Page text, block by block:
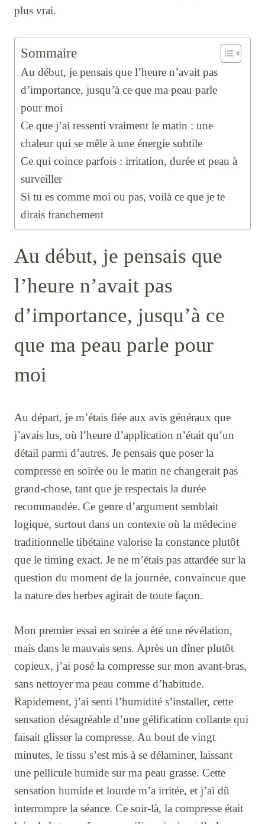
plus vrai.
Sommaire
Au début, je pensais que l’heure n’avait pas
d’importance, jusqu’à ce que ma peau parle
pour moi
Ce que j’ai ressenti vraiment le matin : une
chaleur qui se mêle à une énergie subtile
Ce qui coince parfois : irritation, durée et peau à
surveiller
Si tu es comme moi ou pas, voilà ce que je te
dirais franchement
Au début, je pensais que
l’heure n’avait pas
d’importance, jusqu’à ce
que ma peau parle pour
moi
Au départ, je m’étais fiée aux avis généraux que
j’avais lus, où l’heure d’application n’était qu’un
détail parmi d’autres. Je pensais que poser la
compresse en soirée ou le matin ne changerait pas
grand-chose, tant que je respectais la durée
recommandée. Ce genre d’argument semblait
logique, surtout dans un contexte où la médecine
traditionnelle tibétaine valorise la constance plutôt
que le timing exact. Je ne m’étais pas attardée sur la
question du moment de la journée, convaincue que
la nature des herbes agirait de toute façon.
Mon premier essai en soirée a été une révélation,
mais dans le mauvais sens. Après un dîner plutôt
copieux, j’ai posé la compresse sur mon avant-bras,
sans nettoyer ma peau comme d’habitude.
Rapidement, j’ai senti l’humidité s’installer, cette
sensation désagréable d’une gélification collante qui
faisait glisser la compresse. Au bout de vingt
minutes, le tissu s’est mis à se délaminer, laissant
une pellicule humide sur ma peau grasse. Cette
sensation humide et lourde m’a irritée, et j’ai dû
interrompre la séance. Ce soir-là, la compresse était